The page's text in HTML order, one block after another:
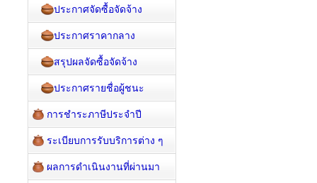
ประกาศจัดซื้อจัดจ้าง
ประกาศราคากลาง
สรุปผลจัดซื้อจัดจ้าง
ประกาศรายชื่อผู้ชนะ
การชำระภาษีประจำปี
ระเบียบการรับบริการต่าง ๆ
ผลการดำเนินงานที่ผ่านมา